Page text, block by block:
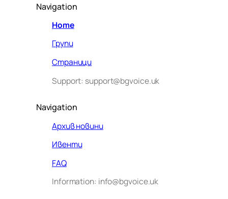
Navigation
Home
Групи
Страници
Support: support@bgvoice.uk
Navigation
Архив новини
Ивенти
FAQ
Information: info@bgvoice.uk
VOICE UK. С какво мога да